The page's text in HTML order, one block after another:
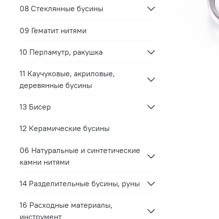
08 Стеклянные бусины
09 Гематит нитями
10 Перламутр, ракушка
11 Каучуковые, акриловые,
деревянные бусины
13 Бисер
12 Керамические бусины
06 Натуральные и синтетические
камни нитями
14 Разделительные бусины, руны
16 Расходные материалы,
инструмент